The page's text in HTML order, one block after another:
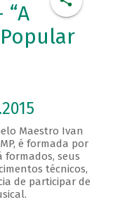
Maestro Ivan
é formada por
formados, seus
técnicos,
de participar de